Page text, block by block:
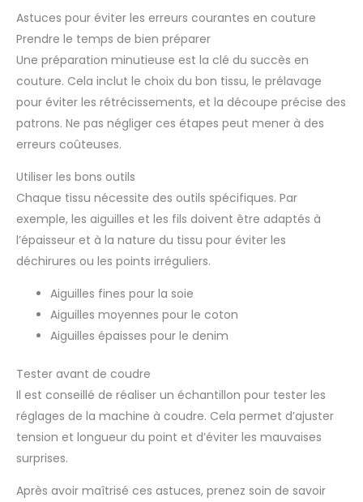
Astuces pour éviter les erreurs courantes en couture
Prendre le temps de bien préparer
Une préparation minutieuse est la clé du succès en
couture. Cela inclut le choix du bon tissu, le prélavage
pour éviter les rétrécissements, et la découpe précise des
patrons. Ne pas négliger ces étapes peut mener à des
erreurs coûteuses.
Utiliser les bons outils
Chaque tissu nécessite des outils spécifiques. Par
exemple, les aiguilles et les fils doivent être adaptés à
l’épaisseur et à la nature du tissu pour éviter les
déchirures ou les points irréguliers.
Aiguilles fines pour la soie
Aiguilles moyennes pour le coton
Aiguilles épaisses pour le denim
Tester avant de coudre
Il est conseillé de réaliser un échantillon pour tester les
réglages de la machine à coudre. Cela permet d’ajuster
tension et longueur du point et d’éviter les mauvaises
surprises.
Après avoir maîtrisé ces astuces, prenez soin de savoir